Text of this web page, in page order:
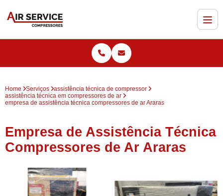
Home Serviços
assistência técnica de compressor
assistência técnica em compressores de ar
empresa de assistência técnica compressores de ar Araras
Empresa de Assistência Técnica
Compressores de Ar Araras